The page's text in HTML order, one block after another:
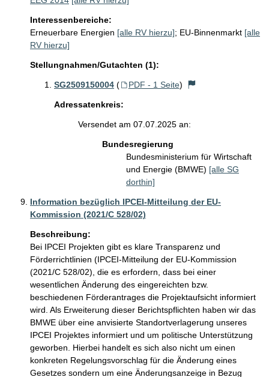
Interessenbereiche:
Erneuerbare Energien [alle RV hierzu]; EU-Binnenmarkt [alle
RV hierzu]
Stellungnahmen/Gutachten (1):
SG2509150004 ( PDF - 1 Seite)
Adressatenkreis:
Versendet am 07.07.2025 an:
Bundesregierung
Bundesministerium für Wirtschaft
und Energie (BMWE) [alle SG
dorthin]
Information bezüglich IPCEI-Mitteilung der EU-
Kommission (2021/C 528/02)
Beschreibung:
Bei IPCEI Projekten gibt es klare Transparenz und
Förderrichtlinien (IPCEI-Mitteilung der EU-Kommission
(2021/C 528/02), die es erfordern, dass bei einer
wesentlichen Änderung des eingereichten bzw.
beschiedenen Förderantrages die Projektaufsicht informiert
wird. Als Erweiterung dieser Berichtspflichten haben wir das
BMWE über eine anvisierte Standortverlagerung unseres
IPCEI Projektes informiert und um politische Unterstützung
geworben. Hierbei handelt es sich also nicht um einen
konkreten Regelungsvorschlag für die Änderung eines
Gesetzes sondern um eine Änderungsanzeige in Bezug